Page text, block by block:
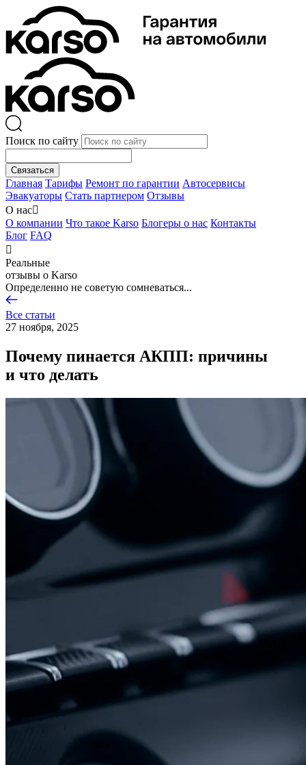
Поиск по сайту
Связаться
Главная Тарифы Ремонт по гарантии Автосервисы
Эвакуаторы Стать партнером Отзывы
О нас
О компании Что такое Karso Блогеры о нас Контакты
Блог FAQ

Реальные
отзывы о Karso
Определенно не советую сомневаться...
Все статьи
27 ноября, 2025
Почему пинается АКПП: причины
и что делать